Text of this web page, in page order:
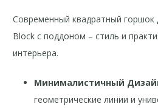
Современный квадратный горшок
Block с поддоном – стиль и
интерьера.
Минималистичный
геометрические линии и